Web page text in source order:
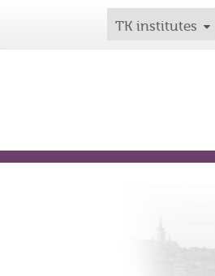
TK institutes